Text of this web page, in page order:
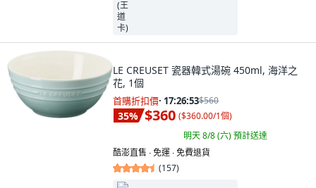
LE CREUSET 瓷器韓式湯碗 450ml, 海洋之
花, 1個
首購折扣價· 17:26:52$560
35% $360 ($360.00/1個)
明天 8/8 (六)預計送達
酷澎直售 ∙ 免運 ∙ 免費退貨
(157)